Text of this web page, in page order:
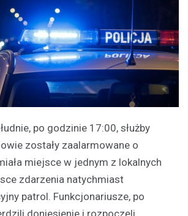
po godzinie 17:00, służby
zostały zaalarmowane o
miejsce w jednym z lokalnych
zdarzenia natychmiast
patrol. Funkcjonariusze, po